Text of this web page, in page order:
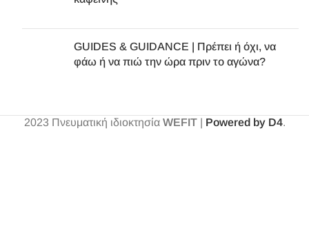
GUIDES & GUIDANCE | Πρέπει ή όχι, να
φάω ή να πιώ την ώρα πριν το αγώνα?
2023 Πνευματική ιδιοκτησία WEFIT| Powered by D4.